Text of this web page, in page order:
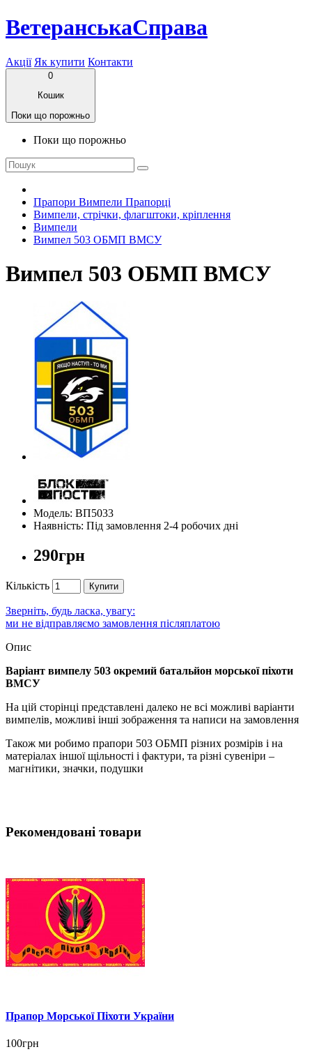
ВетеранськаСправа
Акції Як купити Контакти
0
Кошик
Поки що порожньо
Поки що порожньо
Прапори Вимпели Прапорці
Вимпели, стрічки, флагштоки, кріплення
Вимпели
Вимпел 503 ОБМП ВМСУ
Вимпел 503 ОБМП ВМСУ
Модель: ВП5033
Наявність: Під замовлення 2-4 робочих дні
290грн
Кількість Купити
Зверніть, будь ласка, увагу:
ми не відправляємо замовлення післяплатою
Опис
Варіант вимпелу 503 окремий батальйон морської піхоти
ВМСУ
На цій сторінці представлені далеко не всі можливі варіанти
вимпелів, можливі інші зображення та написи на замовлення
Також ми робимо прапори 503 ОБМП різних розмірів і на
матеріалах іншої щільності і фактури, та різні сувеніри –
магнітики, значки, подушки
Рекомендовані товари
Прапор Морської Піхоти України
100грн